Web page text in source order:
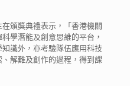
頒獎典禮表示，「香港機關
學潛能及創意思維的平台，
識外，亦考驗隊伍應用科技
解難及創作的過程，得到課